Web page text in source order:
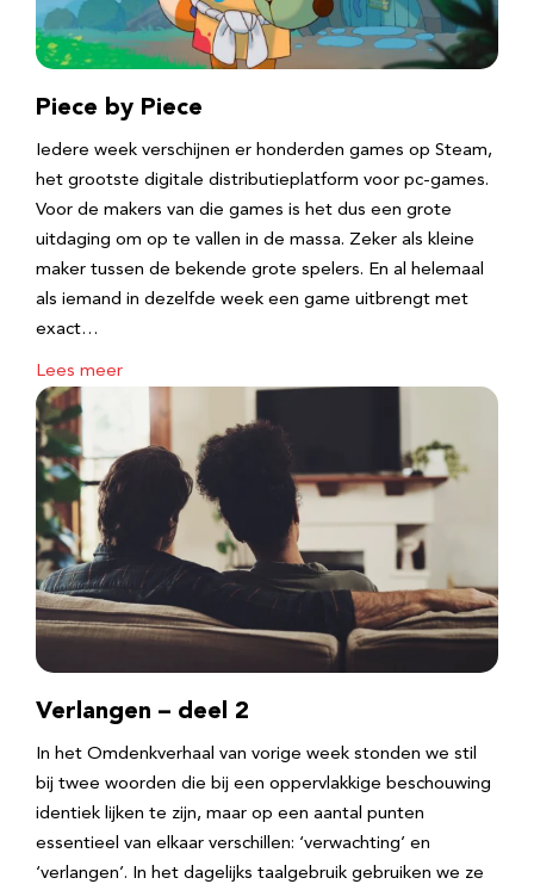
Piece by Piece
Iedere week verschijnen er honderden games op Steam,
het grootste digitale distributieplatform voor pc-games.
Voor de makers van die games is het dus een grote
uitdaging om op te vallen in de massa. Zeker als kleine
maker tussen de bekende grote spelers. En al helemaal
als iemand in dezelfde week een game uitbrengt met
exact…
Lees meer
Verlangen – deel 2
In het Omdenkverhaal van vorige week stonden we stil
bij twee woorden die bij een oppervlakkige beschouwing
identiek lijken te zijn, maar op een aantal punten
essentieel van elkaar verschillen: ‘verwachting’ en
‘verlangen’. In het dagelijks taalgebruik gebruiken we ze